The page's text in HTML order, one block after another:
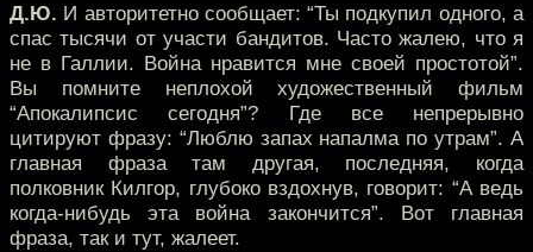
Д.Ю. И авторитетно сообщает: “Ты подкупил одного, а
спас тысячи от участи бандитов. Часто жалею, что я
не в Галлии. Война нравится мне своей простотой”.
Вы помните неплохой художественный фильм
“Апокалипсис сегодня”? Где все непрерывно
цитируют фразу: “Люблю запах напалма по утрам”. А
главная фраза там другая, последняя, когда
полковник Килгор, глубоко вздохнув, говорит: “А ведь
когда-нибудь эта война закончится”. Вот главная
фраза, так и тут, жалеет.